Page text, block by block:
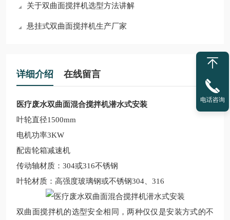
关于双曲面搅拌机选型方法讲解
悬挂式双曲面搅拌机生产厂家
详细介绍 在线留言
医疗废水双曲面混合搅拌机潜水式安装
叶轮直径1500mm
电机功率3KW
配齿轮箱减速机
传动轴材质：304或316不锈钢
叶轮材质：高强度玻璃钢或不锈钢304、316
双曲面搅拌机的选型安全相同，两种仅仅是安装方式的不
电话咨询